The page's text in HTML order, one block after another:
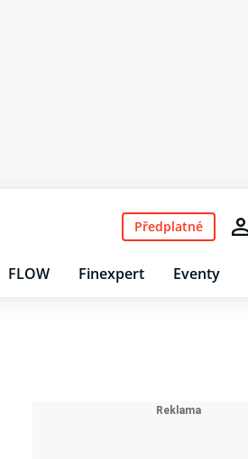
FLOW Finexpert Eventy
Předplatné